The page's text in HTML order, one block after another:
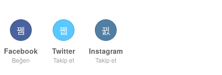
Facebook
Beğen
Twitter
Takip et
Instagram
Takip et